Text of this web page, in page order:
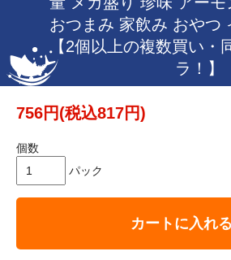
おつまみ 家飲み おやつ
【2個以上の複数買い・
ラ！】
756円(税込817円)
個数
パック
カートに入れる